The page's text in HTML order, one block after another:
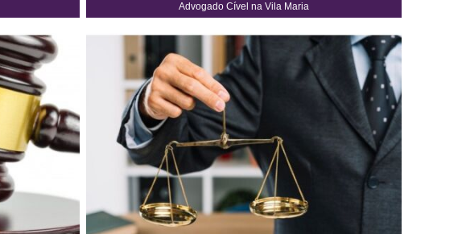
Advogado Cível na Vila Maria